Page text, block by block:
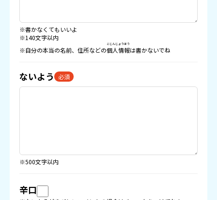
※書かなくてもいいよ
※140文字以内
※自分の本当の名前、住所などの個人情報
こじんじょうほう
は書かないでね
ないよう 必須
※500文字以内
辛口